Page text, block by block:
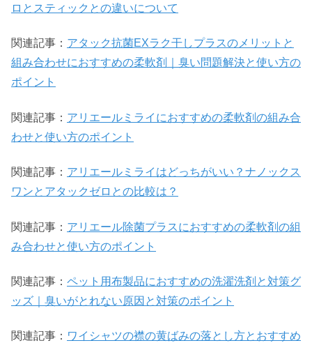
ロとスティックとの違いについて
関連記事： アタック抗菌EXラク干しプラスのメリットと
組み合わせにおすすめの柔軟剤｜臭い問題解決と使い方の
ポイント
関連記事： アリエールミライにおすすめの柔軟剤の組み合
わせと使い方のポイント
関連記事： アリエールミライはどっちがいい？ナノックス
ワンとアタックゼロとの比較は？
関連記事： アリエール除菌プラスにおすすめの柔軟剤の組
み合わせと使い方のポイント
関連記事： ペット用布製品におすすめの洗濯洗剤と対策グ
ッズ｜臭いがとれない原因と対策のポイント
関連記事： ワイシャツの襟の黄ばみの落とし方とおすすめ